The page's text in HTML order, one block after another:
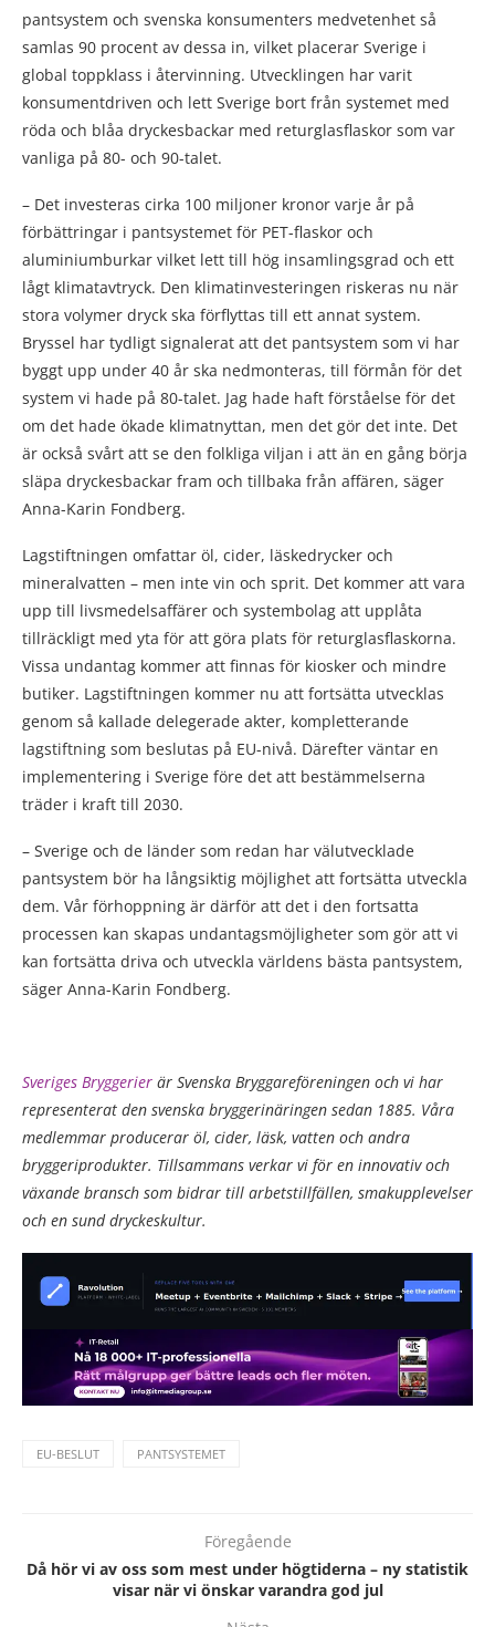
pantsystem och svenska konsumenters medvetenhet så
samlas 90 procent av dessa in, vilket placerar Sverige i
global toppklass i återvinning. Utvecklingen har varit
konsumentdriven och lett Sverige bort från systemet med
röda och blåa dryckesbackar med returglasflaskor som var
vanliga på 80- och 90-talet.
– Det investeras cirka 100 miljoner kronor varje år på
förbättringar i pantsystemet för PET-flaskor och
aluminiumburkar vilket lett till hög insamlingsgrad och ett
lågt klimatavtryck. Den klimatinvesteringen riskeras nu när
stora volymer dryck ska förflyttas till ett annat system.
Bryssel har tydligt signalerat att det pantsystem som vi har
byggt upp under 40 år ska nedmonteras, till förmån för det
system vi hade på 80-talet. Jag hade haft förståelse för det
om det hade ökade klimatnyttan, men det gör det inte. Det
är också svårt att se den folkliga viljan i att än en gång börja
släpa dryckesbackar fram och tillbaka från affären, säger
Anna-Karin Fondberg.
Lagstiftningen omfattar öl, cider, läskedrycker och
mineralvatten – men inte vin och sprit. Det kommer att vara
upp till livsmedelsaffärer och systembolag att upplåta
tillräckligt med yta för att göra plats för returglasflaskorna.
Vissa undantag kommer att finnas för kiosker och mindre
butiker. Lagstiftningen kommer nu att fortsätta utvecklas
genom så kallade delegerade akter, kompletterande
lagstiftning som beslutas på EU-nivå. Därefter väntar en
implementering i Sverige före det att bestämmelserna
träder i kraft till 2030.
– Sverige och de länder som redan har välutvecklade
pantsystem bör ha långsiktig möjlighet att fortsätta utveckla
dem. Vår förhoppning är därför att det i den fortsatta
processen kan skapas undantagsmöjligheter som gör att vi
kan fortsätta driva och utveckla världens bästa pantsystem,
säger Anna-Karin Fondberg.
Sveriges Bryggerier är Svenska Bryggareföreningen och vi har
representerat den svenska bryggerinäringen sedan 1885. Våra
medlemmar producerar öl, cider, läsk, vatten och andra
bryggeriprodukter. Tillsammans verkar vi för en innovativ och
växande bransch som bidrar till arbetstillfällen, smakupplevelser
och en sund dryckeskultur.
EU-BESLUT PANTSYSTEMET
Föregående
Då hör vi av oss som mest under högtiderna – ny statistik
visar när vi önskar varandra god jul